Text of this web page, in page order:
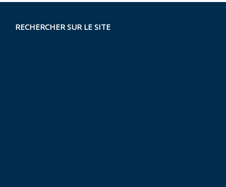
RECHERCHER SUR LE SITE